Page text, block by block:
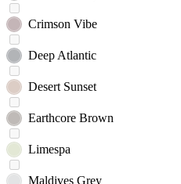
Crimson Vibe
Deep Atlantic
Desert Sunset
Earthcore Brown
Limespa
Maldives Grey